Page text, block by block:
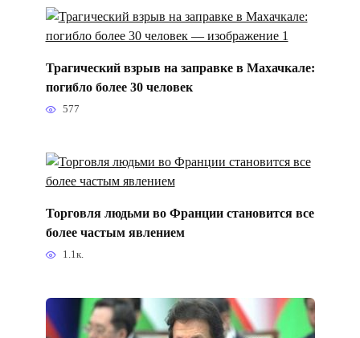
Трагический взрыв на заправке в Махачкале:
погибло более 30 человек
577
Торговля людьми во Франции становится все
более частым явлением
1.1к.